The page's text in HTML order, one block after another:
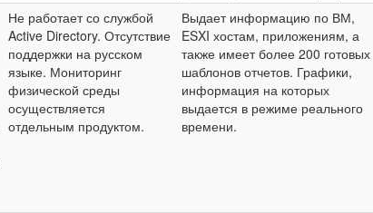
Не работает со службой
Active Directory. Отсутствие
поддержки на русском
языке. Мониторинг
физической среды
осуществляется
отдельным продуктом.
Выдает информацию по ВМ,
ESXI хостам, приложениям, а
также имеет более 200 готовых
шаблонов отчетов. Графики,
информация на которых
выдается в режиме реального
времени.